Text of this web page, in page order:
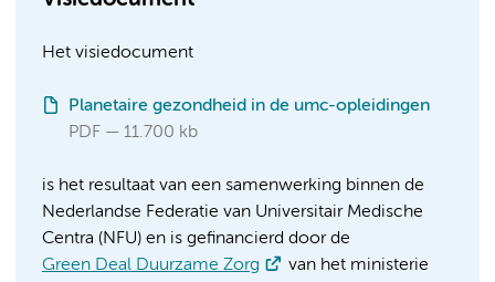
Het visiedocument
Planetaire gezondheid in de umc-opleidingen
PDF
11.700 kb
is het resultaat van een samenwerking binnen de
Nederlandse Federatie van Universitair Medische
Centra (NFU) en is gefinancierd door de
Green Deal Duurzame Zorg
van het ministerie